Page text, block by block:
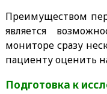
Преимуществом
является
мониторе сразу
пациенту оценить
Подготовка к